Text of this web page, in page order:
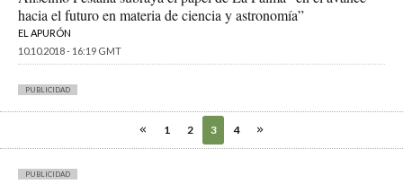
hacia el futuro en materia de ciencia y astronomía”
EL APURÓN
10.10.2018 - 16:19 GMT
PUBLICIDAD
1 2 3 4
PUBLICIDAD